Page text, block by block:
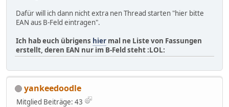
Dafür will ich dann nicht extra nen Thread starten "hier bitte
EAN aus B-Feld eintragen".
Ich hab euch übrigens hier mal ne Liste von Fassungen
erstellt, deren EAN nur im B-Feld steht :LOL:
yankeedoodle
Mitglied Beiträge: 43